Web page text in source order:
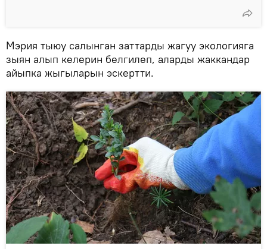
Мэрия тыюу салынган заттарды жагуу экологияга
зыян алып келерин белгилеп, аларды жаккандар
айыпка жыгыларын эскертти.